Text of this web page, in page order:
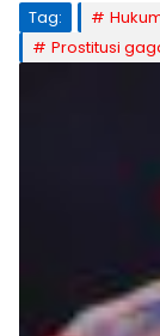
Tag:
Prostitusi